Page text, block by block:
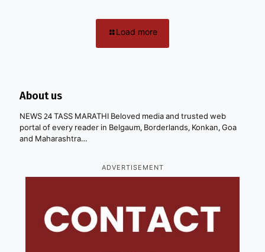
Load more
About us
NEWS 24 TASS MARATHI Beloved media and trusted web
portal of every reader in Belgaum, Borderlands, Konkan, Goa
and Maharashtra…
ADVERTISEMENT